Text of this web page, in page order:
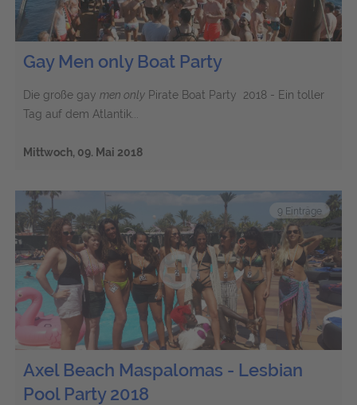
Gay Men only Boat Party
Die große gaymen only Pirate Boat Party 2018 - Ein toller
Tag auf dem Atlantik...
Mittwoch, 09. Mai 2018
9 Einträge
Axel Beach Maspalomas - Lesbian
Pool Party 2018